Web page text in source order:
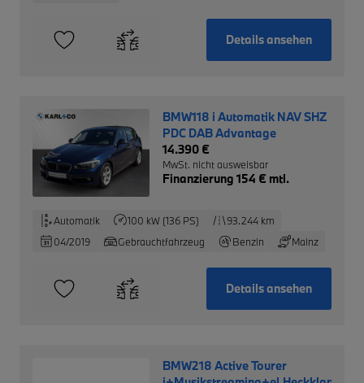
Details ansehen
BMW118 i Automatik NAV SHZ
PDC DAB Advantage
14.390 €
MwSt. nicht ausweisbar
Finanzierung 154 € mtl.
Automatik 100 kW (136 PS)
93.244 km
04/2019
Gebrauchtfahrzeug Benzin Mainz
Details ansehen
BMW218 Active Tourer